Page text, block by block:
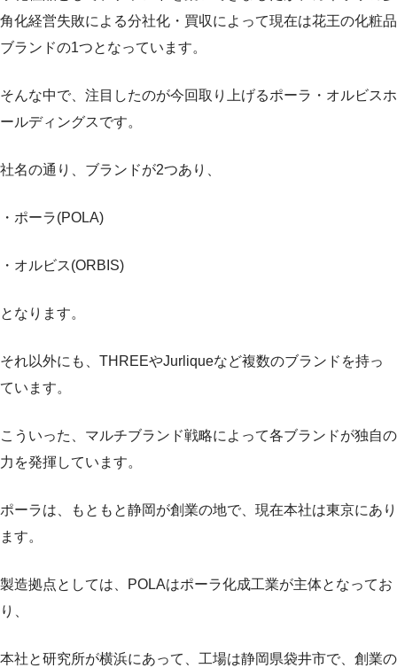
角化経営失敗による分社化・買収によって現在は花王の化粧品
ブランドの1つとなっています。
そんな中で、注目したのが今回取り上げるポーラ・オルビスホ
ールディングスです。
社名の通り、ブランドが2つあり、
・ポーラ(POLA)
・オルビス(ORBIS)
となります。
それ以外にも、THREEやJurliqueなど複数のブランドを持っ
ています。
こういった、マルチブランド戦略によって各ブランドが独自の
力を発揮しています。
ポーラは、もともと静岡が創業の地で、現在本社は東京にあり
ます。
製造拠点としては、POLAはポーラ化成工業が主体となってお
り、
本社と研究所が横浜にあって、工場は静岡県袋井市で、創業の